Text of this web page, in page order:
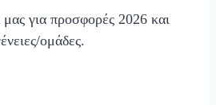
μας για προσφορές 2026 και
ομάδες.